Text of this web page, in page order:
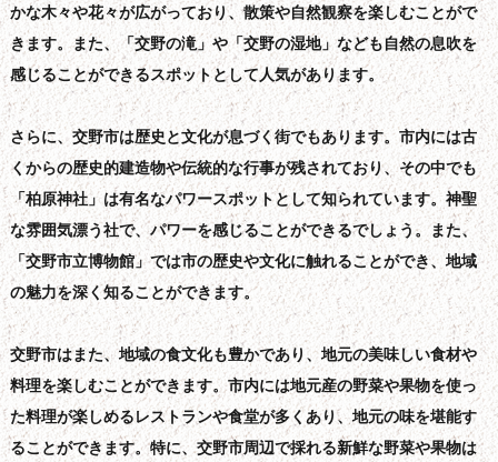
かな木々や花々が広がっており、散策や自然観察を楽しむことがで
きます。また、「交野の滝」や「交野の湿地」なども自然の息吹を
感じることができるスポットとして人気があります。
さらに、交野市は歴史と文化が息づく街でもあります。市内には古
くからの歴史的建造物や伝統的な行事が残されており、その中でも
「柏原神社」は有名なパワースポットとして知られています。神聖
な雰囲気漂う社で、パワーを感じることができるでしょう。また、
「交野市立博物館」では市の歴史や文化に触れることができ、地域
の魅力を深く知ることができます。
交野市はまた、地域の食文化も豊かであり、地元の美味しい食材や
料理を楽しむことができます。市内には地元産の野菜や果物を使っ
た料理が楽しめるレストランや食堂が多くあり、地元の味を堪能す
ることができます。特に、交野市周辺で採れる新鮮な野菜や果物は